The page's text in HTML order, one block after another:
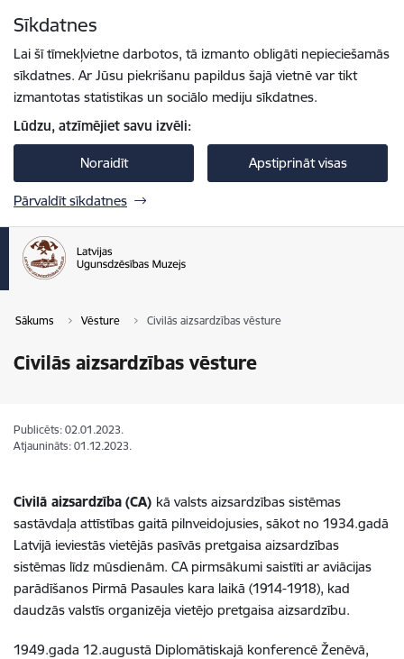
Sīkdatnes
Lai šī tīmekļvietne darbotos, tā izmanto obligāti nepieciešamās
sīkdatnes. Ar Jūsu piekrišanu papildus šajā vietnē var tikt
izmantotas statistikas un sociālo mediju sīkdatnes.
Lūdzu, atzīmējiet savu izvēli:
Noraidīt Apstiprināt visas
Pārvaldīt sīkdatnes
Sākums Vēsture Civilās aizsardzības vēsture
Civilās aizsardzības vēsture
Publicēts: 02.01.2023.
Atjaunināts: 01.12.2023.
Civilā aizsardzība (CA) kā valsts aizsardzības sistēmas
sastāvdaļa attīstības gaitā pilnveidojusies, sākot no 1934.gadā
Latvijā ieviestās vietējās pasīvās pretgaisa aizsardzības
sistēmas līdz mūsdienām. CA pirmsākumi saistīti ar aviācijas
parādīšanos Pirmā Pasaules kara laikā (1914-1918), kad
daudzās valstīs organizēja vietējo pretgaisa aizsardzību.
1949.gada 12.augustā Diplomātiskajā konferencē Ženēvā,